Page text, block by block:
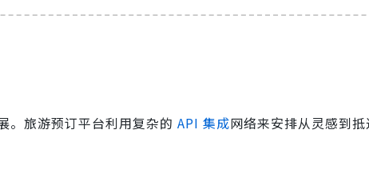
。旅游预订平台利用复杂的 API 集成网络来安排从灵感到